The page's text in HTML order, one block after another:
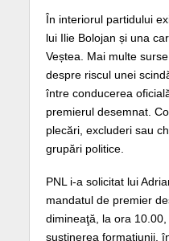
În interiorul partidului
lui Ilie Bolojan și una
Veștea. Mai multe
despre riscul unei
între conducerea
premierul desemnat.
plecări, excluderi sau
grupări politice.
PNL i-a solicitat lui
mandatul de premier
dimineaţă, la ora
susţinerea formaţiunii,